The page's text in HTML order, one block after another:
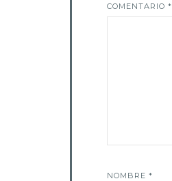
COMENTARIO *
NOMBRE *